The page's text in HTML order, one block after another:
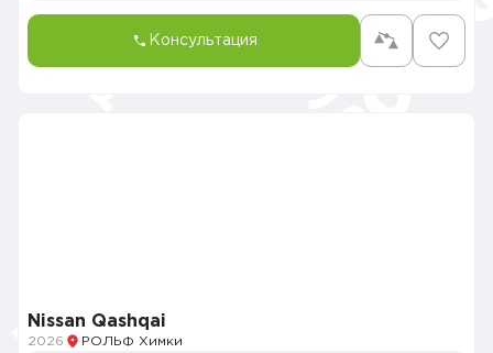
Консультация
Nissan Qashqai
2026 РОЛЬФ Химки